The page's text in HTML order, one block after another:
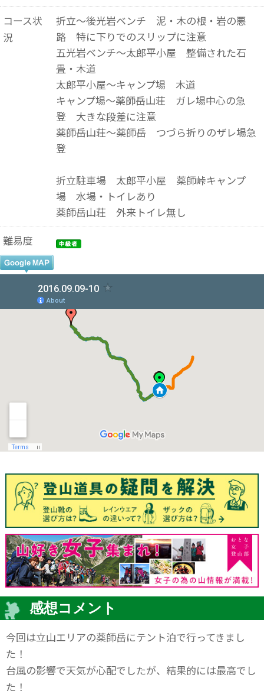
コース状
況
折立～後光岩ベンチ 泥・木の根・岩の悪
路 特に下りでのスリップに注意
五光岩ベンチ～太郎平小屋 整備された石
畳・木道
太郎平小屋～キャンプ場 木道
キャンプ場～薬師岳山荘 ガレ場中心の急
登 大きな段差に注意
薬師岳山荘～薬師岳 つづら折りのザレ場急
登
折立駐車場 太郎平小屋 薬師峠キャンプ
場 水場・トイレあり
薬師岳山荘 外来トイレ無し
難易度
感想コメント
今回は立山エリアの薬師岳にテント泊で行ってきまし
た！
台風の影響で天気が心配でしたが、結果的には最高でし
た！